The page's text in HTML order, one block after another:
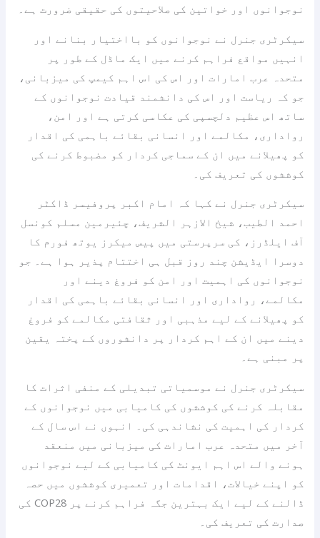
نوجوانوں اور خواتین کی صلاحیتوں کی حقیقی ضرورت ہے۔
سیکرٹری جنرل نے نوجوانوں کو بااختیار بنانے اور
انہیں مواقع فراہم کرنے میں ایک ماڈل کے طور پر
متحدہ عرب امارات اور اس کی اس اہم کیمپ کی میزبانی،
جو کہ ریاست اور اس کی دانشمند قیادت نوجوانوں کے
ساتھ اس عظیم دلچسپی کی عکاسی کرتی ہے اور امن،
رواداری، مکالمے اور انسانی بقائے باہمی کی اقدار
کو پھیلانے میں ان کے سماجی کردار کو مضبوط کرنے کی
کوششوں کی تعریف کی۔
سیکرٹری جنرل نے کہا کہ امام اکبر پروفیسر ڈاکٹر
احمد الطیب، شیخ الازہر الشریف، چئیرمین مسلم کونسل
آف ایلڈرز، کی سرپرستی میں پیس میکرز یوتھ فورم کا
دوسرا ایڈیشن چند روز قبل ہی اختتام پذیر ہوا ہے۔ جو
نوجوانوں کی اہمیت اور امن کو فروغ دینے اور
مکالمے، رواداری اور انسانی بقائے باہمی کی اقدار
کو پھیلانے کے لیے مذہبی اور ثقافتی مکالمے کو فروغ
دینے میں ان کے اہم کردار پر دانشوروں کے پختہ یقین
پر مبنی ہے۔
سیکرٹری جنرل نے موسمیاتی تبدیلی کے منفی اثرات کا
مقابلہ کرنے کی کوششوں کی کامیابی میں نوجوانوں کے
کردار کی اہمیت کی نشاندہی کی۔ انہوں نے اس سال کے
آخر میں متحدہ عرب امارات کی میزبانی میں منعقد
ہونے والے اس اہم ایونٹ کی کامیابی کے لیے نوجوانوں
کو اپنے خیالات، اقدامات اور تعمیری کوششوں میں حصہ
ڈالنے کے لیے ایک بہترین جگہ فراہم کرنے پر COP28 کی
صدارت کی تعریف کی۔